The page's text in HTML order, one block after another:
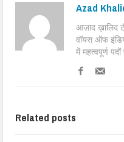
Azad
आज़ाद ख़ालिद
वॉयस ऑफ
में महत्वपूर्ण
Related posts